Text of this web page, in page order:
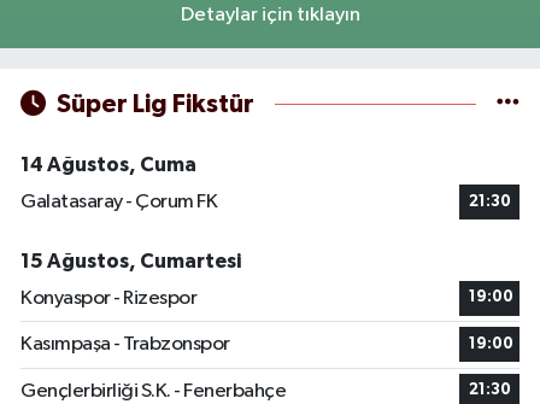
Detaylar için tıklayın
Süper Lig Fikstür
14 Ağustos, Cuma
Galatasaray - Çorum FK
21:30
15 Ağustos, Cumartesi
Konyaspor - Rizespor
19:00
Kasımpaşa - Trabzonspor 19:00
Gençlerbirliği S.K. - Fenerbahçe 21:30